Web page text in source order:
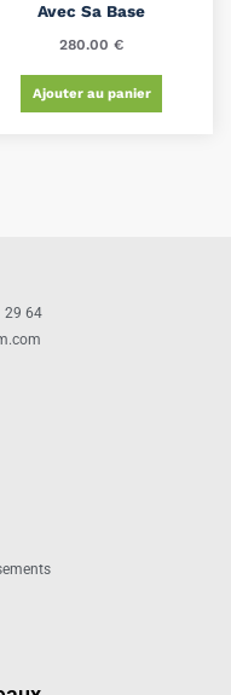
Avec Sa Base
280.00€
Ajouter au panier
29 64